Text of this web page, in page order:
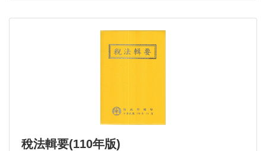
稅法輯要(110年版)